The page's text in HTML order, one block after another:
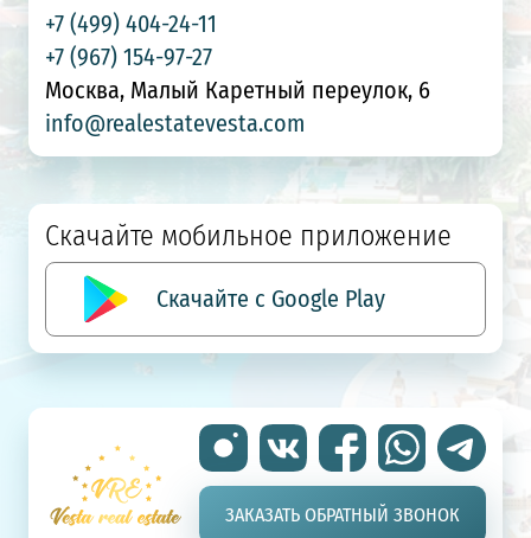
ЗАКАЗАТЬ ОБРАТНЫЙ ЗВОНОК
+7 (499) 404-24-11
+7 (967) 154-97-27
Москва, Малый Каретный переулок, 6
info@realestatevesta.com
Скачайте мобильное приложение
Скачайте с Google Play